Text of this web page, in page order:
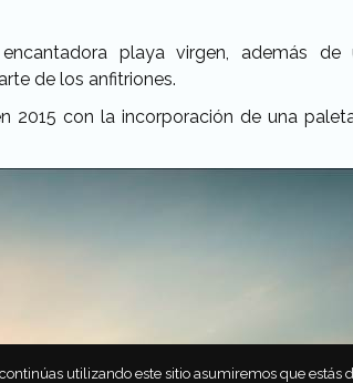
playa virgen, además
de los anfitriones.
2015 con la incorporación de una
utilizando este sitio asumiremos que estás